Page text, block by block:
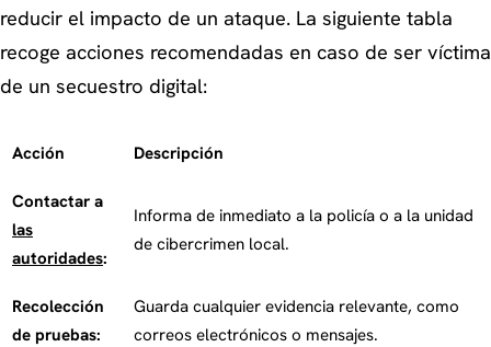
reducir el impacto de un ataque. La siguiente tabla
recoge acciones recomendadas en caso de ser víctima
de un secuestro digital:
Acción Descripción
Contactar a
las
autoridades:
Informa de inmediato a la policía o a la unidad
de cibercrimen local.
Recolección
de pruebas:
Guarda cualquier evidencia relevante, como
correos electrónicos o mensajes.